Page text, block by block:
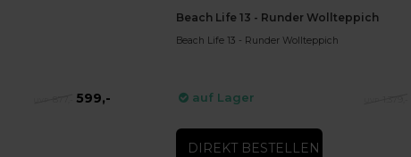
599,-
Beach Life 13 - Runder Wollteppich
Beach Life 13 - Runder Wollteppich
auf Lager
DIREKT BESTELLEN